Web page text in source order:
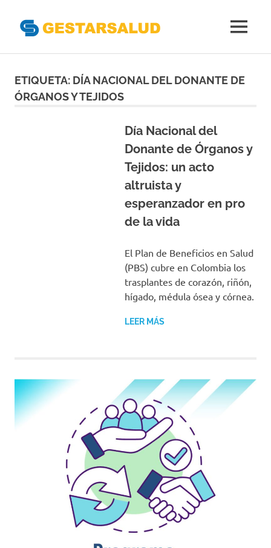
contenido
Gestoras
del
MENÚ
ETIQUETA: DÍA NACIONAL DEL DONANTE DE
ÓRGANOS Y TEJIDOS
Día Nacional del
Donante de Órganos y
Tejidos: un acto
altruista y
esperanzador en pro
de la vida
El Plan de Beneficios en Salud
(PBS) cubre en Colombia los
trasplantes de corazón, riñón,
hígado, médula ósea y córnea.
LEER MÁS